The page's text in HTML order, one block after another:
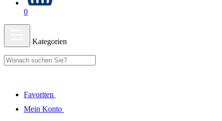
0
Kategorien
Favoriten
Mein Konto